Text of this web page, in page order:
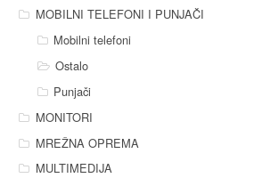
MOBILNI TELEFONI I PUNJAČI
Mobilni telefoni
Ostalo
Punjači
MONITORI
MREŽNA OPREMA
MULTIMEDIJA